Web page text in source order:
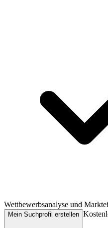
Wettbewerbsanalyse und
Mein Suchprofil erstellen